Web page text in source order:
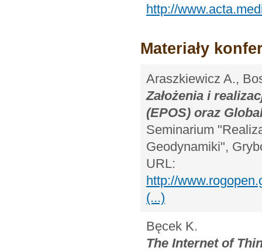
http://
Materiały
Araszkiewicz A.,
Założenia i
(EPOS) oraz
Seminarium
Geodynamiki",
URL:
http://
(...)
Bęcek K.
The Internet of